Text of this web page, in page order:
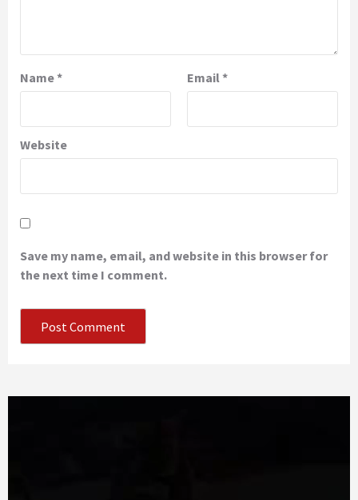
Name* Email*
Website
Save my name, email, and website in this browser for
the next time I comment.